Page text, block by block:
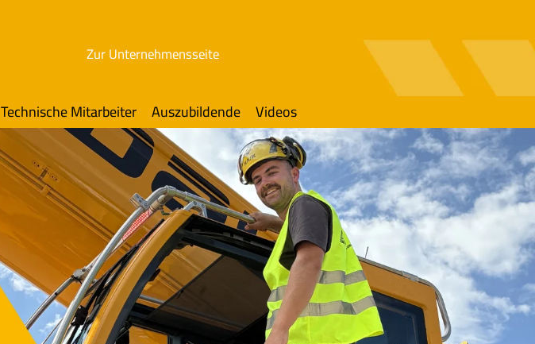
Zur Unternehmensseite
Technische Mitarbeiter Auszubildende Videos